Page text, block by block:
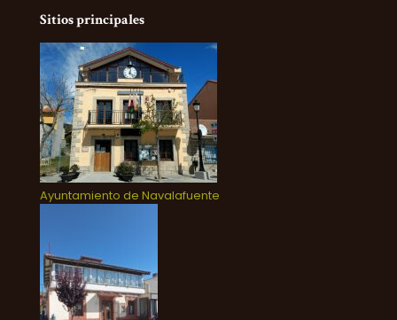
Sitios principales
Ayuntamiento de Navalafuente